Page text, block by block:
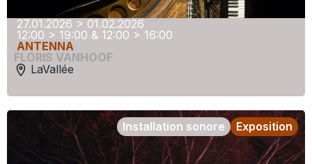
27.01.2026 > 01.02.2026
12:00 > 19:00 & 12:00 > 16:00
ANTENNA
FLORIS VANHOOF
LaVallée
Exposition
Installation sonore